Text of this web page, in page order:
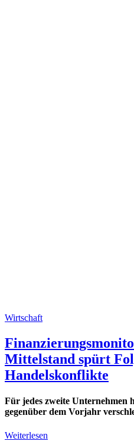
Wirtschaft
Mittelstand spürt
Handelskonflikte
Für jedes zweite Unternehmen
gegenüber dem Vorjahr
Weiterlesen